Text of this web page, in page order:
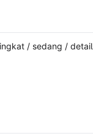
/ sedang / detail